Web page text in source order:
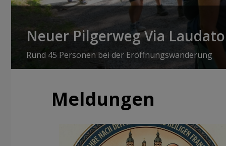
Neuer Pilgerweg Via Laudato
Rund 45 Personen bei der Eröffnungswanderung
Meldungen